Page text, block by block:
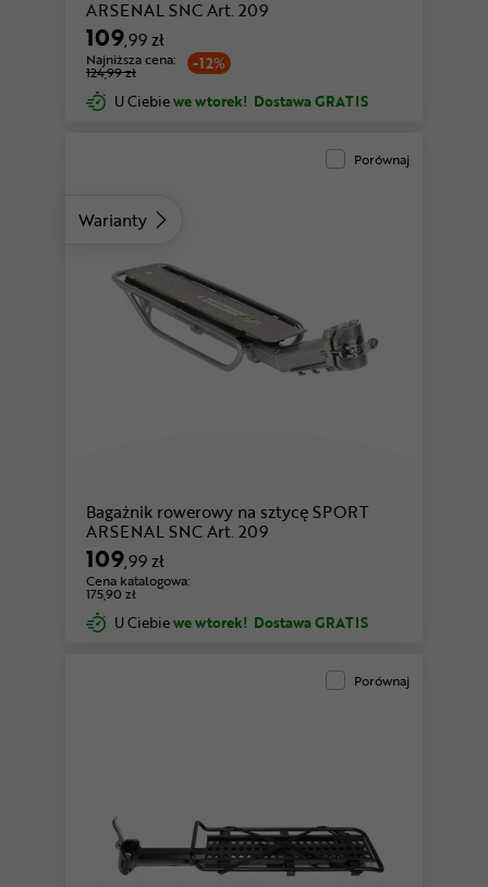
ARSENAL SNC Art. 209
109,99 zł
-12%
Najniższa cena:
124,99 zł
U Ciebiewe wtorek! Dostawa GRATIS
Warianty
Porównaj
Bagażnik rowerowy na sztycę SPORT
ARSENAL SNC Art. 209
109,99 zł
Cena katalogowa:
175,90 zł
U Ciebiewe wtorek! Dostawa GRATIS
Porównaj